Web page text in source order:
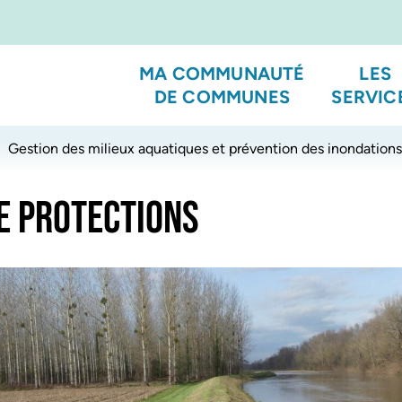
MA COMMUNAUTÉ
DE COMMUNES
LES
Gestion des milieux aquatiques et prévention des inondations
PROTECTIONS